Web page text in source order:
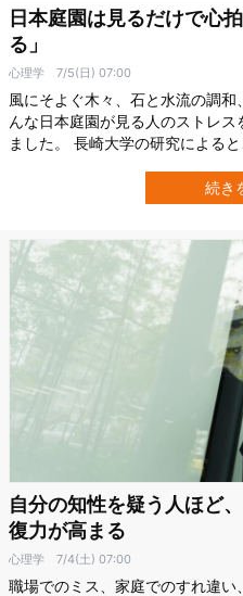
日本庭園は見るだけで心
る」
心理学 7/5(日) 07:00
風にそよぐ木々、石と水流の調
んな日本庭園が見る人のストレ
ました。 長崎大学の研究による
化が実際に起こるのだという。
動き」でした。 日本庭園を見る
続き
自分の知性を疑う人ほど
復力が高まる
心理学 7/4(土) 07:00
職場でのミス、家庭でのすれ違